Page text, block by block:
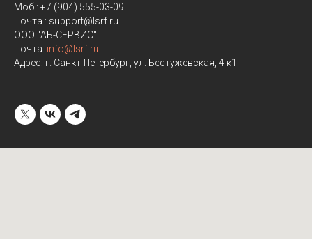
Моб : +7 (904) 555-03-09
Почта : support@lsrf.ru
ООО "АБ-СЕРВИС"
Почта: info@lsrf.ru
Адрес: г. Санкт-Петербург, ул. Бестужевская, 4 к1